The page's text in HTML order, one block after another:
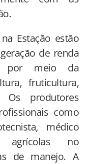
Estação estão
de renda
por meio da
fruticultura,
Os produtores
como
médico
agrícolas no
de manejo. A